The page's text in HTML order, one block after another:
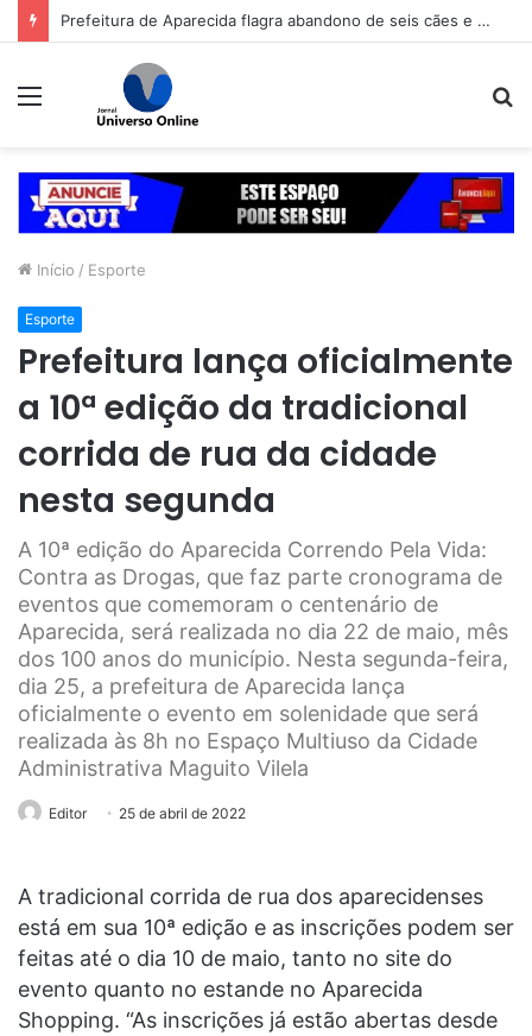
Prefeitura de Aparecida flagra abandono de seis cães e reitera que o ato é crime inafiançável
Menu
Início / Esporte
Esporte
Prefeitura lança oficialmente
a 10ª edição da tradicional
corrida de rua da cidade
nesta segunda
A 10ª edição do Aparecida Correndo Pela Vida:
Contra as Drogas, que faz parte cronograma de
eventos que comemoram o centenário de
Aparecida, será realizada no dia 22 de maio, mês
dos 100 anos do município. Nesta segunda-feira,
dia 25, a prefeitura de Aparecida lança
oficialmente o evento em solenidade que será
realizada às 8h no Espaço Multiuso da Cidade
Administrativa Maguito Vilela
Editor 25 de abril de 2022
A tradicional corrida de rua dos aparecidenses
está em sua 10ª edição e as inscrições podem ser
feitas até o dia 10 de maio, tanto no site do
evento quanto no estande no Aparecida
Shopping. “As inscrições já estão abertas desde